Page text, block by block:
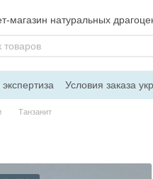
магазин натуральных
Условия заказа
Танзанит